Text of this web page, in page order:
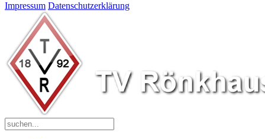
Impressum Datenschutzerklärung